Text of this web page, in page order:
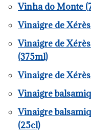
Vinha do Monte
Vinaigre de
Vinaigre de
(375ml)
Vinaigre de
Vinaigre
Vinaigre
(25cl)